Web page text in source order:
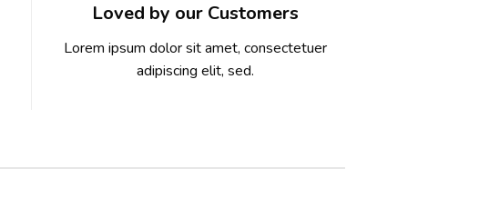
Loved by our Customers
Lorem ipsum dolor sit amet, consectetuer
adipiscing elit, sed.